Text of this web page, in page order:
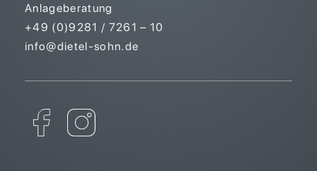
Anlageberatung
+49 (0)9281 / 7261 – 10
info@dietel-sohn.de